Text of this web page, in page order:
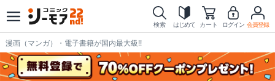
検索 はじめて カート ログイン 会員登録
漫画（マンガ）・電子書籍が国内最大級!!